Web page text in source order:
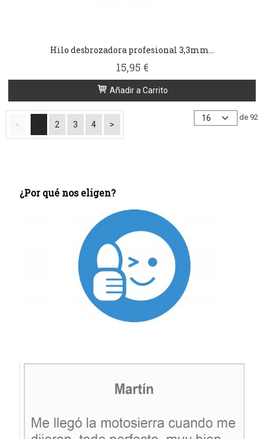
¿Por qué nos eligen?
Hilo desbrozadora profesional 3,3mm...
15,95 €
Añadir a Carrito
< 2 3 4 >
de 92